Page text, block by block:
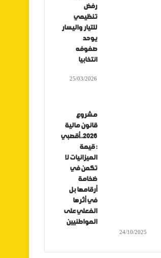
رفض
تنظيمي
للتيار واليسار
يوحد
صفوفه
انتخابيا
25/03/2026
مشروع
قانون مالية
2026..أقصبي
: قيمة
الميزانيات لا
تكمن في
ضخامة
أرقامها بل
في أثرها
الفعلي على
المواطنيين
24/10/2025